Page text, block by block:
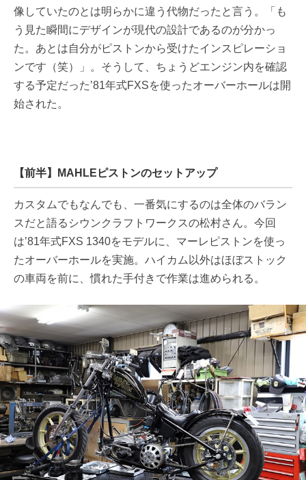
像していたのとは明らかに違う代物だったと言う。「も
う見た瞬間にデザインが現代の設計であるのが分かっ
た。あとは自分がピストンから受けたインスピレーショ
ンです（笑）」。そうして、ちょうどエンジン内を確認
する予定だった’81年式FXSを使ったオーバーホールは開
始された。
【前半】MAHLEピストンのセットアップ
カスタムでもなんでも、一番気にするのは全体のバラン
スだと語るシウンクラフトワークスの松村さん。今回
は’81年式FXS 1340をモデルに、マーレピストンを使っ
たオーバーホールを実施。ハイカム以外はほぼストック
の車両を前に、慣れた手付きで作業は進められる。